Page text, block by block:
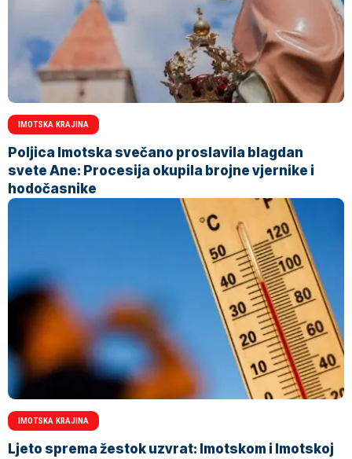
IMOTSKA KRAJINA
Poljica Imotska svečano proslavila blagdan
svete Ane: Procesija okupila brojne vjernike i
hodočasnike
IMOTSKA KRAJINA
Ljeto sprema žestok uzvrat: Imotskom i Imotskoj